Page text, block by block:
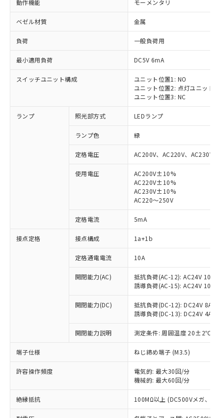
動作機能 モーメンタリ
ベゼル材質 金属
負荷 一般負荷用
最小適用負荷 DC5V 6mA
スイッチユニット構成
ユニット位置1: NO
ユニット位置2: 点灯ユニット
ユニット位置3: NC
ランプ 照光部方式 LEDランプ
ランプ色 緑
定格電圧 AC200V、AC220V、AC230V
使用電圧
AC200V±10%
AC220V±10%
AC230V±10%
AC220～250V
定格電流 5mA
接点定格 接点構成 1a+1b
定格通電電流 10A
開閉能力(AC)
抵抗負荷(AC-12): AC24V 10A/
誘導負荷(AC-15): AC24V
開閉能力(DC)
抵抗負荷(DC-12): DC24V 8A/
誘導負荷(DC-13): DC24V 4A/
開閉能力説明 測定条件: 周囲温度 20±2℃、
端子仕様 ねじ締め端子 (M3.5)
許容操作頻度
電気的: 最大30回/分
機械的: 最大60回/分
絶縁抵抗 100MΩ以上 (DC500Vメガ、点
ご利用条件
以下の条件をお読みいただき、同意のうえ
ご利用ください。
本サービスは、当社制御機器事業取扱
商品の当社在庫状況および標準価格
(税抜)を提供させていただくもので
当社制御機器事業取扱商品の中には、
本サービスの対象外となる商品もある
※1 対応状況
対応済み：EU RoHS指令（10物質）の
非含有に対応した製品が提供可能な商品で
対応予定：EU RoHS指令（10物質）の非含
有に対応した製品に切り替える予定のある
対応予定なし：EU RoHS指令（10物質）の
非含有に非対応の商品で、対応品を出す予
調査・確認中：EU RoHS指令（10物質）の
非含有の対応状況を調査中または確認中の
商品です。
非該当品：ライセンス料など無形物で、有
害物質有無と関係のない商品です。
仕入先様の事情により、非含有部品として
いたものが、含有品と判明した場合などや
「○」：最大均質材料含有率が中国RoHSの
基準値以下であることを示します。
「×」：最大均質材料含有率が中国RoHSの
基準値を超えていることを示します。
当社は、これら貴社製品のうち、外国